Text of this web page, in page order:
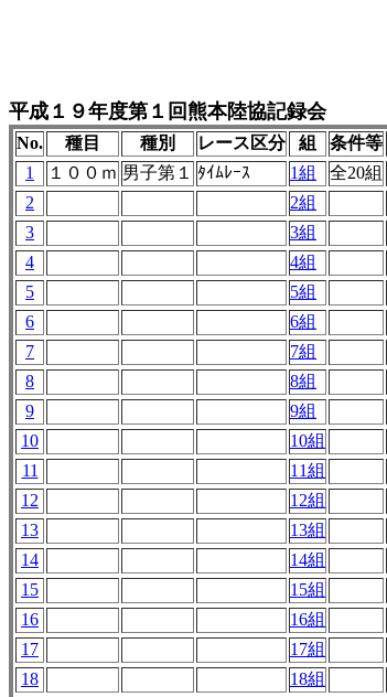
平成１９年度第１回熊本陸協記録会
No. 種目 種別 レース区分 組 条件等
1
１００ｍ 男子第１ ﾀｲﾑﾚｰｽ 1組 全20組
2
2組
3
3組
4
4組
5
5組
6
6組
7
7組
8
8組
9
9組
10
10組
11
11組
12
12組
13
13組
14
14組
15
15組
16
16組
17
17組
18
18組